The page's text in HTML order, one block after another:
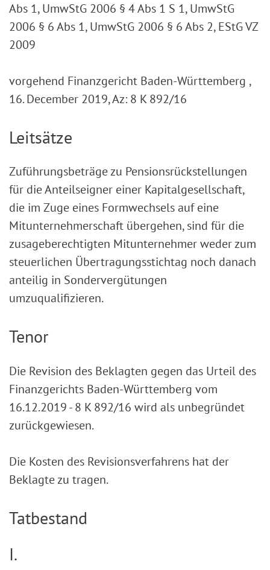
Abs 1, UmwStG 2006 § 4 Abs 1 S 1, UmwStG
2006 § 6 Abs 1, UmwStG 2006 § 6 Abs 2, EStG VZ
2009
vorgehend Finanzgericht Baden-Württemberg ,
16. December 2019, Az: 8 K 892/16
Leitsätze
Zuführungsbeträge zu Pensionsrückstellungen
für die Anteilseigner einer Kapitalgesellschaft,
die im Zuge eines Formwechsels auf eine
Mitunternehmerschaft übergehen, sind für die
zusageberechtigten Mitunternehmer weder zum
steuerlichen Übertragungsstichtag noch danach
anteilig in Sondervergütungen
umzuqualifizieren.
Tenor
Die Revision des Beklagten gegen das Urteil des
Finanzgerichts Baden-Württemberg vom
16.12.2019 - 8 K 892/16 wird als unbegründet
zurückgewiesen.
Die Kosten des Revisionsverfahrens hat der
Beklagte zu tragen.
Tatbestand
I.